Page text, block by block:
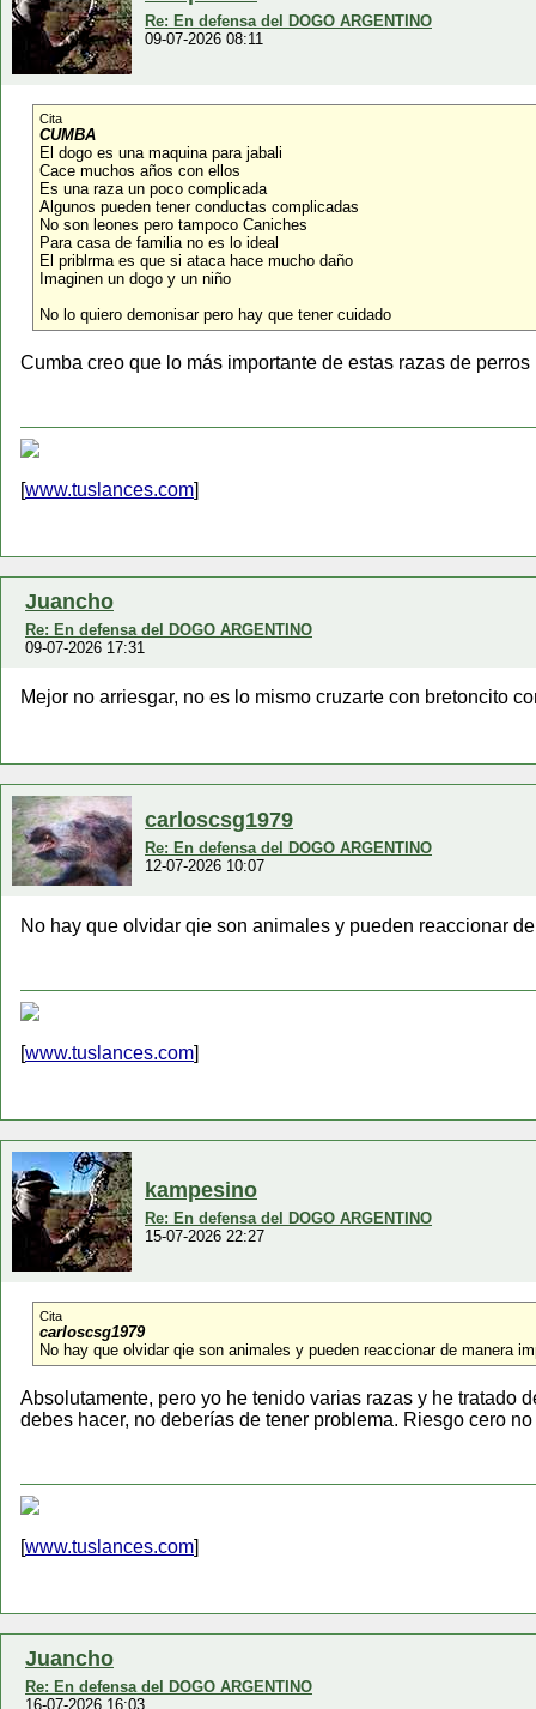
Re: En defensa del DOGO ARGENTINO
09-07-2026 08:11
Cita
CUMBA
El dogo es una maquina para jabali
Cace muchos años con ellos
Es una raza un poco complicada
Algunos pueden tener conductas complicadas
No son leones pero tampoco Caniches
Para casa de familia no es lo ideal
El priblrma es que si ataca hace mucho daño
Imaginen un dogo y un niño
No lo quiero demonisar pero hay que tener cuidado
Cumba creo que lo más importante de estas razas de
[www.tuslances.com]
Juancho
Re: En defensa del DOGO ARGENTINO
09-07-2026 17:31
Mejor no arriesgar, no es lo mismo cruzarte con bretoncito
carloscsg1979
Re: En defensa del DOGO ARGENTINO
12-07-2026 10:07
No hay que olvidar qie son animales y pueden reaccionar
[www.tuslances.com]
kampesino
Re: En defensa del DOGO ARGENTINO
15-07-2026 22:27
Cita
carloscsg1979
No hay que olvidar qie son animales y pueden reaccionar de manera
Absolutamente, pero yo he tenido varias razas y he tratado
debes hacer, no deberías de tener problema. Riesgo cero
[www.tuslances.com]
Juancho
Re: En defensa del DOGO ARGENTINO
16-07-2026 16:03